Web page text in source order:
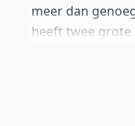
meer dan
heeft twee grote